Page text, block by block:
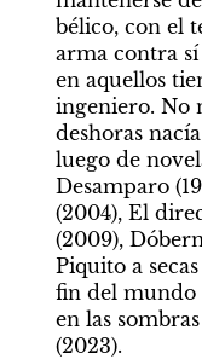
bélico, con el
arma contra
en aquellos
ingeniero. No
deshoras
luego de
Desamparo
(2004), El
(2009),
Piquito a
fin del mundo
en las
(2023).